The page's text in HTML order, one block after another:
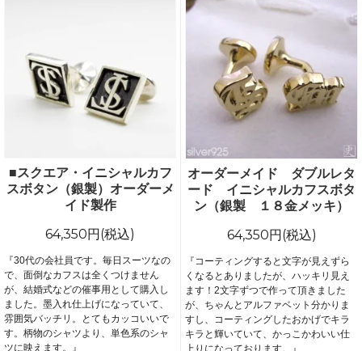
■スクエア・イニシャルカフ
スボタン（銀製）オーダーメ
イド製作
64,350円(税込)
『30代の会社員です。毎日スーツなの
で、面倒なカフスは全くつけません
が、結婚式などの催事用として購入し
ました。墨入れ仕上げになっていて、
雰囲気バッチリ。とてもカッコいいで
す。柄物のシャツより、単色系のシャ
ツに映えます。』
オーダーメイド ダブルレタ
ード イニシャルカフスボタ
ン（銀製 １８金メッキ）
64,350円(税込)
『コーティングすると文字が見えずら
くなるとありましたが、ハッキリ見え
ます！2文字ずつで作って頂きました
が、ちゃんとアルファベット分かりま
すし、コーティングしたおかげでキラ
キラと輝いていて、かっこかわいい仕
上りになっております。』